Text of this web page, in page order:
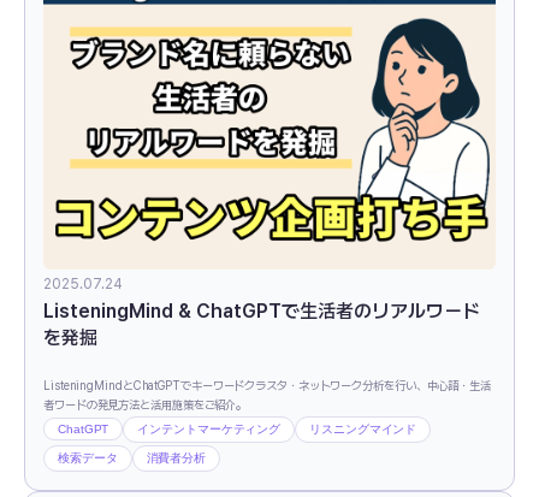
2025.07.24
ListeningMind & ChatGPTで生活者のリアルワード
を発掘
ListeningMindとChatGPTでキーワードクラスタ・ネットワーク分析を行い、中心語・生活
者ワードの発見方法と活用施策をご紹介。
ChatGPT インテントマーケティング リスニングマインド
検索データ 消費者分析